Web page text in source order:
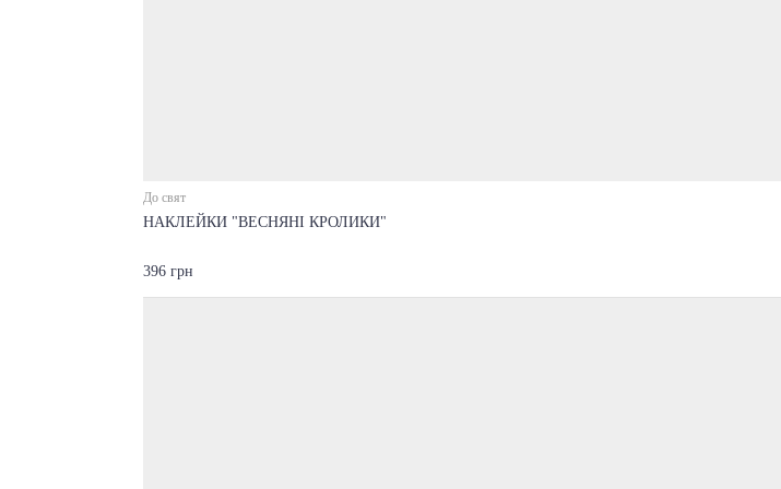
До свят
НАКЛЕЙКИ "ВЕСНЯНІ КРОЛИКИ"
396 грн